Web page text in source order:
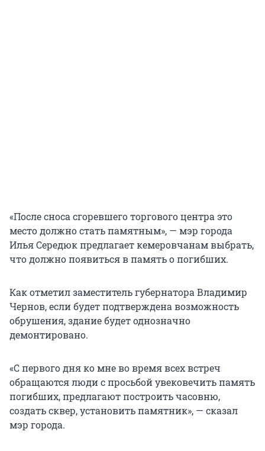
«После сноса сгоревшего торгового центра это
место должно стать памятным», — мэр города
Илья Середюк предлагает кемеровчанам выбрать,
что должно появиться в память о погибших.
Как отметил заместитель губернатора Владимир
Чернов, если будет подтверждена возможность
обрушения, здание будет однозначно
демонтировано.
«С первого дня ко мне во время всех встреч
обращаются люди с просьбой увековечить память
погибших, предлагают построить часовню,
создать сквер, установить памятник», — сказал
мэр города.